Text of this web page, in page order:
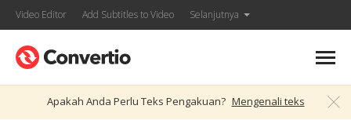
Video Editor Add Subtitles to Video Selanjutnya
Apakah Anda Perlu Teks Pengakuan? Mengenali teks